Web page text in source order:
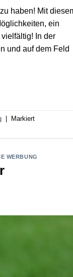
haben! Mit
ein
In der
und auf dem Feld
Markiert
WERBUNG